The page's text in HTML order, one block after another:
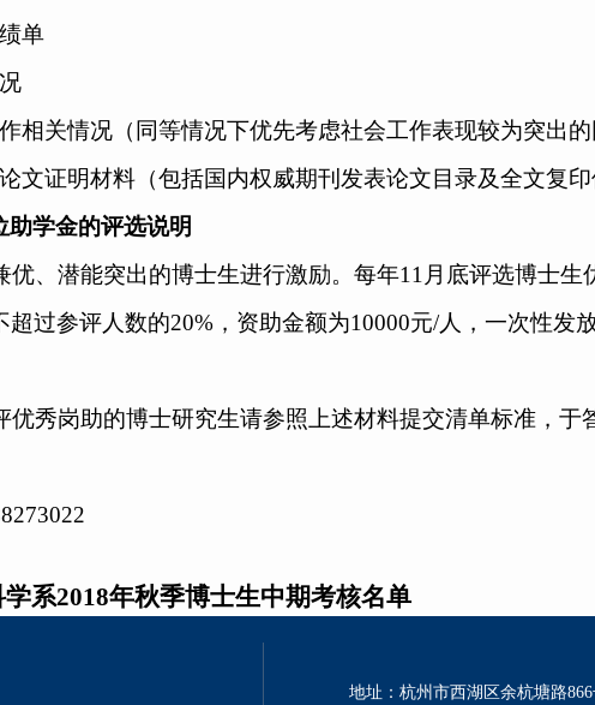
单
相关情况（同等情况下优先考虑社会工作表现较为突出的
文证明材料（包括国内权威期刊发表论文目录及全文复印
助学金的评选说明
优、潜能突出的博士生进行激励。每年11月底评选博士生
超过参评人数的20%，资助金额为10000元/人，一次性
优秀岗助的博士研究生请参照上述材料提交清单标准，
8273022
系2018年秋季博士生中期考核名单
地址：杭州市西湖区余杭塘路